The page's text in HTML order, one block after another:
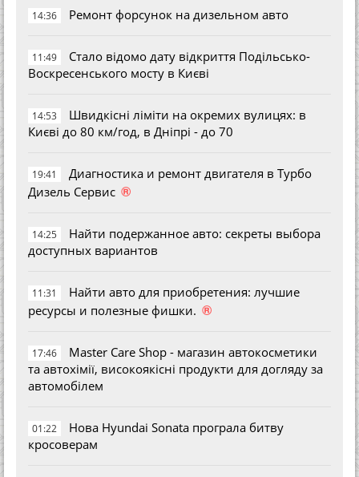
14:36 Ремонт форсунок на дизельном авто
11:49
Стало відомо дату відкриття Подільсько-
Воскресенського мосту в Києві
14:53
Швидкісні ліміти на окремих вулицях: в
Києві до 80 км/год, в Дніпрі - до 70
19:41
Диагностика и ремонт двигателя в Турбо
Дизель Сервис ®
14:25
Найти подержанное авто: секреты выбора
доступных вариантов
11:31
Найти авто для приобретения: лучшие
ресурсы и полезные фишки. ®
17:46
Master Care Shop - магазин автокосметики
та автохімії, високоякісні продукти для догляду за
автомобілем
01:22
Нова Hyundai Sonata програла битву
кросоверам